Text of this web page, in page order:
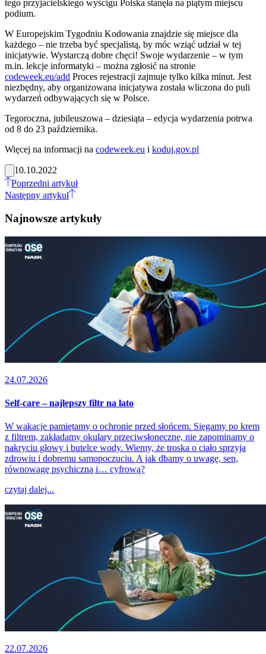
tego przyjacielskiego wyścigu Polska stanęła na piątym miejscu
podium.
W Europejskim Tygodniu Kodowania znajdzie się miejsce dla
każdego – nie trzeba być specjalistą, by móc wziąć udział w tej
inicjatywie. Wystarczą dobre chęci! Swoje wydarzenie – w tym
m.in. lekcje informatyki – można zgłosić na stronie
codeweek.eu/add Proces rejestracji zajmuje tylko kilka minut. Jest
niezbędny, aby organizowana inicjatywa została wliczona do puli
wydarzeń odbywających się w Polsce.
Tegoroczna, jubileuszowa – dziesiąta – edycja wydarzenia potrwa
od 8 do 23 października.
Więcej na informacji na codeweek.eu i koduj.gov.pl
10.10.2022
Poprzedni artykuł
Następny artykuł
Najnowsze artykuły
24.07.2026
Self-care – najlepszy filtr na lato
W wakacje pamiętamy o ochronie przed słońcem. Sięgamy po krem
z filtrem, zakładamy okulary przeciwsłoneczne, nie zapominamy o
nakryciu głowy i butelce wody. Wiemy, że troska o ciało sprzyja
zdrowiu i dobremu samopoczuciu. A jak dbamy o uwagę, sen,
równowagę psychiczną i… cyfrową?
czytaj dalej...
22.07.2026